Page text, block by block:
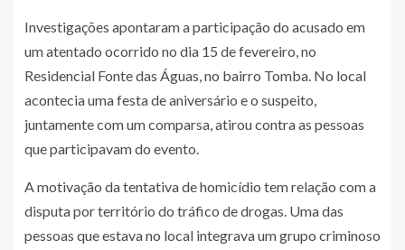
Investigações apontaram a participação do acusado em
um atentado ocorrido no dia 15 de fevereiro, no
Residencial Fonte das Águas, no bairro Tomba. No local
acontecia uma festa de aniversário e o suspeito,
juntamente com um comparsa, atirou contra as pessoas
que participavam do evento.
A motivação da tentativa de homicídio tem relação com a
disputa por território do tráfico de drogas. Uma das
pessoas que estava no local integrava um grupo criminoso